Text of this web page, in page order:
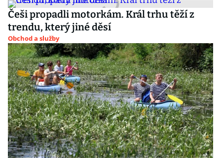
Češi propadli motorkám. Král trhu těží z
trendu, který jiné děsí
Obchod a služby